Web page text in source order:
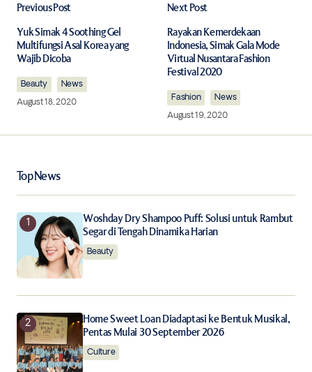
Required fields are marked*
Save my name, email, and website in this browser for
the next time I comment.
Notify me of new posts by email.
Previous Post
Yuk Simak 4 Soothing Gel
Multifungsi Asal Korea yang
Wajib Dicoba
Beauty
News
August 18, 2020
Next Post
Rayakan Kemerdekaan
Indonesia, Simak Gala Mode
Virtual Nusantara Fashion
Festival 2020
Fashion
News
August 19, 2020
Top News
Woshday Dry Shampoo Puff: Solusi untuk Rambut
Segar di Tengah Dinamika Harian
Beauty
Home Sweet Loan Diadaptasi ke Bentuk Musikal,
Pentas Mulai 30 September 2026
Culture